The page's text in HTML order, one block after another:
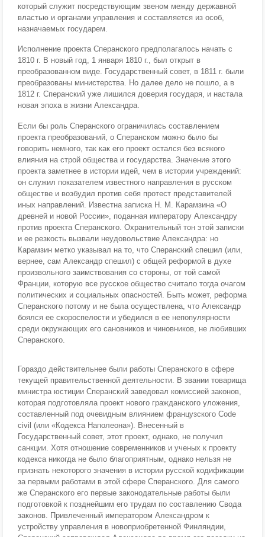
который служит посредствующим звеном между державной
властью и органами управления и составляется из особ,
назначаемых государем.
Исполнение проекта Сперанского предполагалось начать с
1810 г. В новый год, 1 января 1810 г., был открыт в
преобразованном виде. Государственный совет, в 1811 г. были
преобразованы министерства. Но далее дело не пошло, а в
1812 г. Сперанский уже лишился доверия государя, и настала
новая эпоха в жизни Александра.
Если бы роль Сперанского ограничилась составлением
проекта преобразований, о Сперанском можно было бы
говорить немного, так как его проект остался без всякого
влияния на строй общества и государства. Значение этого
проекта заметнее в истории идей, чем в истории учреждений:
он служил показателем известного направления в русском
обществе и возбудил против себя протест представителей
иных направлений. Известна записка Н. М. Карамзина «О
древней и новой России», поданная императору Александру
против проекта Сперанского. Охранительный тон этой записки
и ее резкость вызвали неудовольствие Александра: но
Карамзин метко указывал на то, что Сперанский спешил (или,
вернее, сам Александр спешил) с общей реформой в духе
произвольного заимствования со стороны, от той самой
Франции, которую все русское общество считало тогда очагом
политических и социальных опасностей. Быть может, реформа
Сперанского потому и не была осуществлена, что Александр
боялся ее скороспелости и убедился в ее непопулярности
среди окружающих его сановников и чиновников, не любивших
Сперанского.
Гораздо действительнее были работы Сперанского в сфере
текущей правительственной деятельности. В звании товарища
министра юстиции Сперанский заведовал комиссией законов,
которая подготовляла проект нового гражданского уложения,
составленный под очевидным влиянием французского Code
civil (или «Кодекса Наполеона»). Внесенный в
Государственный совет, этот проект, однако, не получил
санкции. Хотя отношение современников и ученых к проекту
кодекса никогда не было благоприятным, однако нельзя не
признать некоторого значения в истории русской кодификации
за первыми работами в этой сфере Сперанского. Для самого
же Сперанского его первые законодательные работы были
подготовкой к позднейшим его трудам по составлению Свода
законов. Привлеченный императором Александром к
устройству управления в новоприобретенной Финляндии,